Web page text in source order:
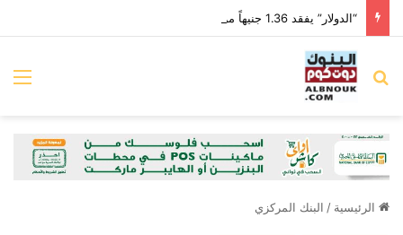
بحث عن
الرئيسية / البنك المركزي